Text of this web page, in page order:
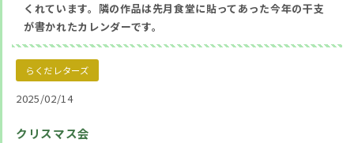
くれています。隣の作品は先月食堂に貼ってあった今年の干支
が書かれたカレンダーです。
らくだレターズ
2025/02/14
クリスマス会